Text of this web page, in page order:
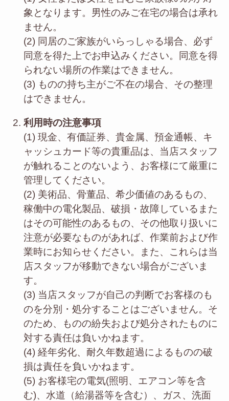
象となります。男性のみご在宅の場合は承れ
ません。
(2) 同居のご家族がいらっしゃる場合、必ず
同意を得た上でお申込みください。同意を得
られない場所の作業はできません。
(3) ものの持ち主がご不在の場合、その整理
はできません。
利用時の注意事項
(1) 現金、有価証券、貴金属、預金通帳、キ
ャッシュカード等の貴重品は、当店スタッフ
が触れることのないよう、お客様にて厳重に
管理してください。
(2) 美術品、骨董品、希少価値のあるもの、
稼働中の電化製品、破損・故障しているまた
はその可能性のあるもの、その他取り扱いに
注意が必要なものがあれば、作業前および作
業時にお知らせください。また、これらは当
店スタッフが移動できない場合がございま
す。
(3) 当店スタッフが自己の判断でお客様のも
のを分別・処分することはございません。そ
のため、ものの紛失および処分されたものに
対する責任は負いかねます。
(4) 経年劣化、耐久年数超過によるものの破
損は責任を負いかねます。
(5) お客様宅の電気(照明、エアコン等を含
む)、水道（給湯器等を含む）、ガス、洗面